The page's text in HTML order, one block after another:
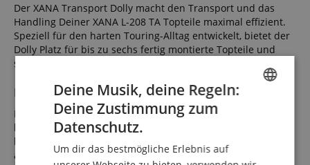
Der XANA Transport Dolly macht den Transport und das
Handling Deiner XANA L-208 TA Topteile maximal effizient.
Speziell für den harten Touring-Alltag entwickelt, bietet der
Dolly Platz für bis zu sechs fertig montierte Topteile und
sorgt für reibungslose Logistik bei Auf- und Abbau.
Robuste und durchdachte Konstruktion
Die stabile Bauweise und zwei gebremste Transportrollen
bieten Dir maximale Sicherheit und Langlebigkeit - auch bei
häufigem Einsatz. Die Aufnahme lässt sich der Last
anpassen, um auch bei gecurvten Lautsprechern den
Deine Musik, deine Regeln:
Deine Zustimmung zum
Datenschutz.
Um dir das bestmögliche Erlebnis auf